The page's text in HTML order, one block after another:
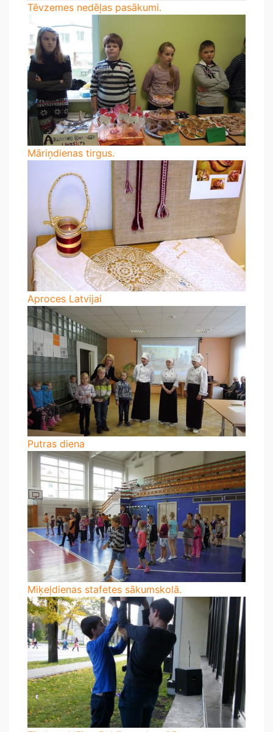
Tēvzemes nedēļas pasākumi.
Māriņdienas tirgus.
Aproces Latvijai
Putras diena
Miķeļdienas stafetes sākumskolā.